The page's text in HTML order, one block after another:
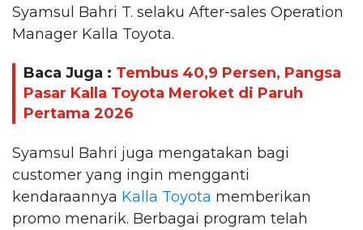
Syamsul Bahri T. selaku After-sales Operation
Manager Kalla Toyota.
Baca Juga : Tembus 40,9 Persen, Pangsa
Pasar Kalla Toyota Meroket di Paruh
Pertama 2026
Syamsul Bahri juga mengatakan bagi
customer yang ingin mengganti
kendaraannya Kalla Toyota memberikan
promo menarik. Berbagai program telah